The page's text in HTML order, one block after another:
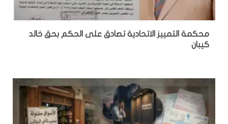
محكمة التمييز الاتحادية تصادق على الحكم بحق خالد
كيبان